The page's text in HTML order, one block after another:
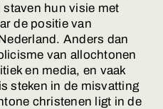
hun visie met
de positie van
Anders dan
van allochtonen
en media, en vaak
steken in de misvatting
christenen ligt in de